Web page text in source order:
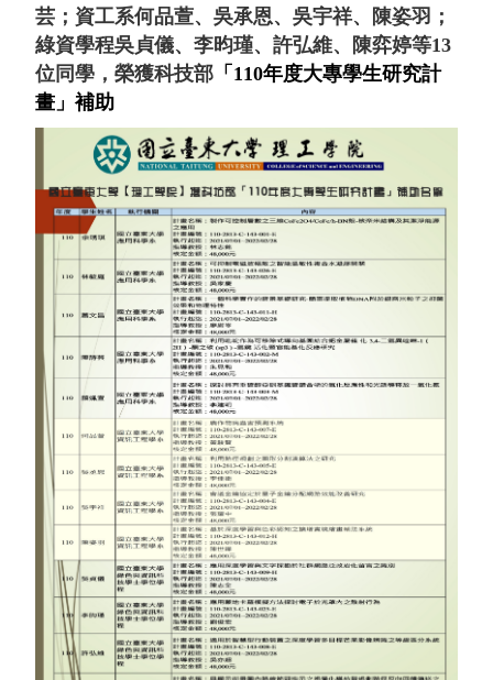
芸；資工系何品萱、吳承恩、吳宇祥、陳姿羽；
綠資學程吳貞儀、李昀瑾、許弘維、陳弈婷等13
位同學，榮獲科技部 「 110年度大專學生研究計
畫」補助